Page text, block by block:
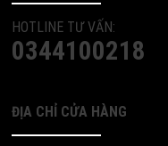
HOTLINE TƯ VẤN:
0344100218
ĐỊA CHỈ CỬA HÀNG